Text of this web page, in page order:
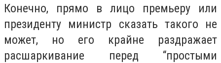
Конечно, прямо в лицо премьеру или
президенту министр сказать такого не
может, но его крайне раздражает
расшаркивание перед “простыми